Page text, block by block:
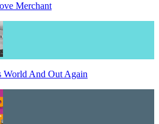
Merchant
World And Out Again